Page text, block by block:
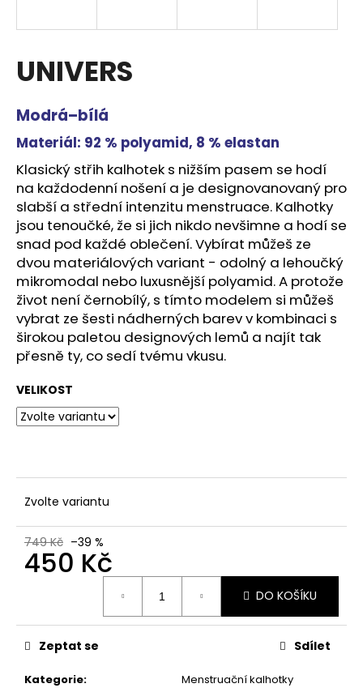
UNIVERS
Modrá–bílá
Materiál: 92 % polyamid, 8 % elastan
Klasický střih kalhotek s nižším pasem se hodí
na každodenní nošení a je designovanovaný pro
slabší a střední intenzitu menstruace. Kalhotky
jsou tenoučké, že si jich nikdo nevšimne a hodí se
snad pod každé oblečení. Vybírat můžeš ze
dvou materiálových variant - odolný a lehoučký
mikromodal nebo luxusnější polyamid. A protože
život není černobílý, s tímto modelem si můžeš
vybrat ze šesti nádherných barev v kombinaci s
širokou paletou designových lemů a najít tak
přesně ty, co sedí tvému vkusu.
VELIKOST
Zvolte variantu
749 Kč –39 %
450 Kč
DO KOŠÍKU
Kategorie:
Menstruační kalhotky
Zeptat se Sdílet
í
t
?
HLEDAT
D
o
p
o
r
u
č
u
j
e